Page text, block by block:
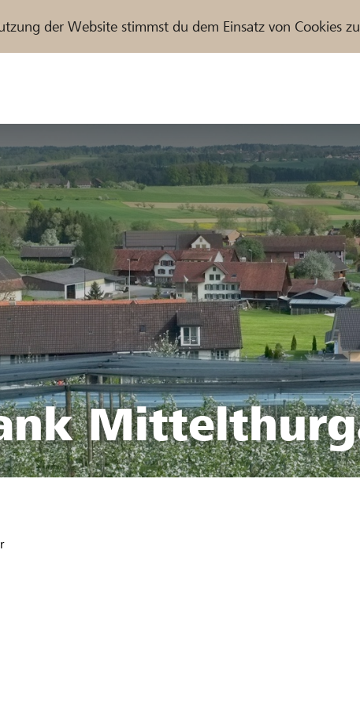
der Website stimmst du dem Einsatz von Cookies
/ Raiffeisenbank